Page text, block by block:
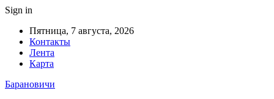
Sign in
Пятница, 7 августа, 2026
Контакты
Лента
Карта
Барановичи